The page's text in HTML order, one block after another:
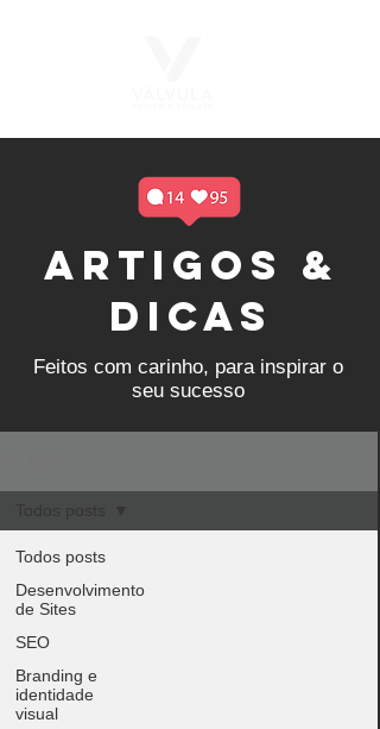
ARTIGOS &
DICAS
Feitos com carinho, para inspirar o
seu sucesso
Todos posts
Desenvolvimento
de Sites
SEO
Branding e
identidade
visual